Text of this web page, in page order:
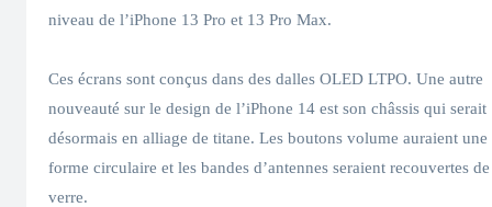
niveau de l’iPhone 13 Pro et 13 Pro Max.
Ces écrans sont conçus dans des dalles OLED LTPO. Une autre
nouveauté sur le design de l’iPhone 14 est son châssis qui serait
désormais en alliage de titane. Les boutons volume auraient une
forme circulaire et les bandes d’antennes seraient recouvertes de
verre.